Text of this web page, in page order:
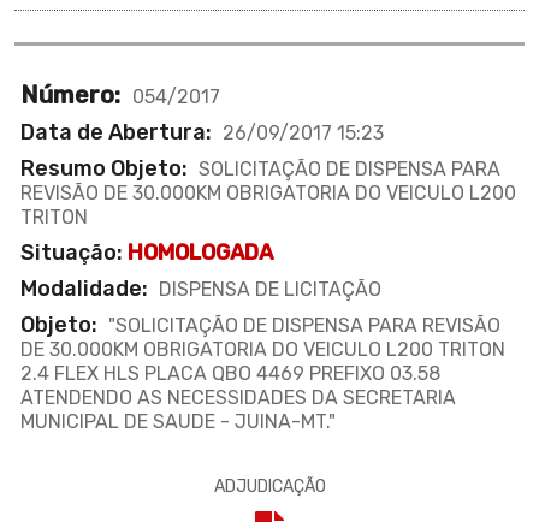
Número: 054/2017
Data de Abertura: 26/09/2017 15:23
Resumo Objeto: SOLICITAÇÃO DE DISPENSA PARA
REVISÃO DE 30.000KM OBRIGATORIA DO VEICULO L200
TRITON
Situação: HOMOLOGADA
Modalidade: DISPENSA DE LICITAÇÃO
Objeto: "SOLICITAÇÃO DE DISPENSA PARA REVISÃO
DE 30.000KM OBRIGATORIA DO VEICULO L200 TRITON
2.4 FLEX HLS PLACA QBO 4469 PREFIXO 03.58
ATENDENDO AS NECESSIDADES DA SECRETARIA
MUNICIPAL DE SAUDE - JUINA-MT."
ADJUDICAÇÃO